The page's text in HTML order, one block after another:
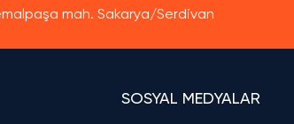
mah. Sakarya/Serdivan
SOSYAL MEDYALAR